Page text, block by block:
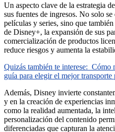
Un aspecto clave de la estrategia
sus fuentes de ingresos. No solo
películas y series, sino que
de Disney+, la expansión de sus
comercialización de productos
reduce riesgos y aumenta la
Quizás también te interese: Cómo
guía para elegir el mejor
Además, Disney invierte
y en la creación de experiencias
como la realidad aumentada, la
personalización del contenido
diferenciadas que capturan la